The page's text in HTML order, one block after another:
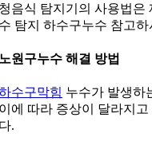
음식 탐지기의 사용법은
탐지 하수구누수 참고
원구누수 해결 방법
수구막힘 누수가 발생하
에 따라 증상이 달라지
.